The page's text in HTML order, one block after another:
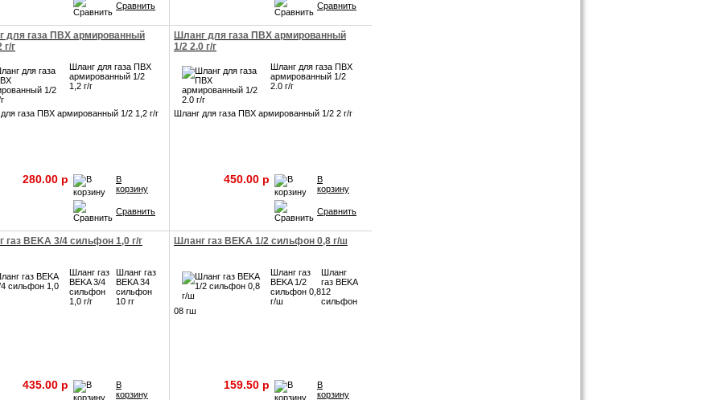
Сравнить Сравнить
для газа ПВХ армированный
г/г
Шланг для газа ПВХ
армированный 1/2
1,2 г/г
газа ПВХ армированный 1/2 1,2 г/г
280.00 p
В
корзину
Сравнить
Шланг для газа ПВХ армированный
1/2 2.0 г/г
Шланг для газа ПВХ
армированный 1/2
2.0 г/г
Шланг для газа ПВХ армированный 1/2 2 г/г
450.00 p
В
корзину
Сравнить
газ BEKA 3/4 сильфон 1,0 г/г
Шланг газ
BEKA 3/4
сильфон
1,0 г/г
Шланг газ
BEKA 34
сильфон
10 гг
435.00 p
В
корзину
Шланг газ BEKA 1/2 сильфон 0,8 г/ш
Шланг газ
BEKA 1/2
сильфон 0,8
г/ш
Шланг
газ BEKA
12
сильфон
08 гш
159.50 p
В
корзину